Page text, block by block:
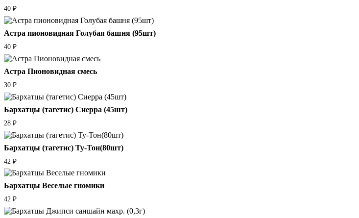
40 ₽
Астра пионовидная Голубая башня (95шт)
40 ₽
Астра Пионовидная смесь
30 ₽
Бархатцы (тагетис) Сиерра (45шт)
28 ₽
Бархатцы (тагетис) Ту-Тон(80шт)
42 ₽
Бархатцы Веселые гномики
42 ₽